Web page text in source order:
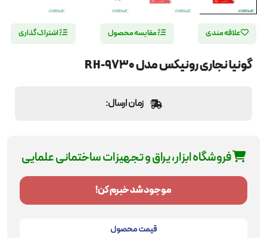
علاقه مندی مقایسه محصول اشتراک گذاری
گونیا نجاری رونیکس مدل RH-9730
زمان ارسال:
فروشگاه ابزار، یراق و تجهیزات ساختمانی علمایی
موجود شد خبرم کن!
قیمت محصول